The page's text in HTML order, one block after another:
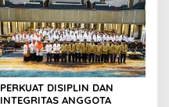
PERKUAT DISIPLIN DAN
INTEGRITAS ANGGOTA